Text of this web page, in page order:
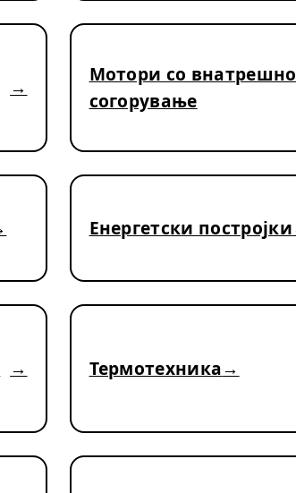
Мотори со внатрешно
согорување
Енергетски постројки
Термотехника